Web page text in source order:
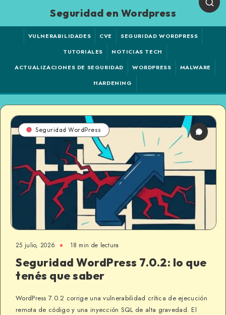
Seguridad en Wordpress
VULNERABILIDADES CVE
SEGURIDAD WORDPRESS
TUTORIALES
NOTICIAS TECH
ACTUALIZACIONES DE SEGURIDAD
WORDPRESS
MALWARE
HARDENING
Seguridad WordPress
25 julio, 2026 18 min de lectura
Seguridad WordPress 7.0.2: lo que
tenés que saber
WordPress 7.0.2 corrige una vulnerabilidad crítica de ejecución
remota de código y una inyección SQL de alta gravedad. El